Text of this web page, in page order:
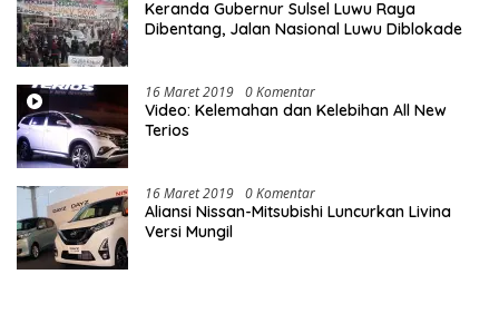
Keranda Gubernur Sulsel Luwu Raya
Dibentang, Jalan Nasional Luwu Diblokade
16 Maret 2019 0 Komentar
Video: Kelemahan dan Kelebihan All New
Terios
16 Maret 2019 0 Komentar
Aliansi Nissan-Mitsubishi Luncurkan Livina
Versi Mungil